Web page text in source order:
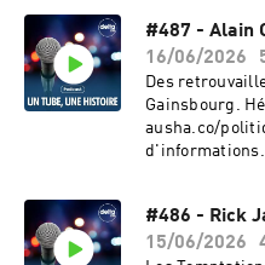
#487 - Alain
16/06/2026
Des
Gainsbourg.
ausha.co/
d'informations.
#486 - Rick
15/06/2026